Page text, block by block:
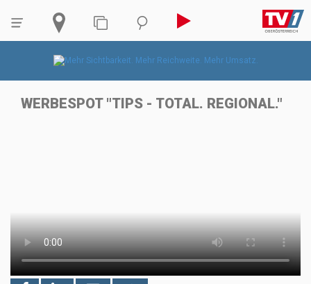
WERBESPOT "TIPS - TOTAL. REGIONAL."